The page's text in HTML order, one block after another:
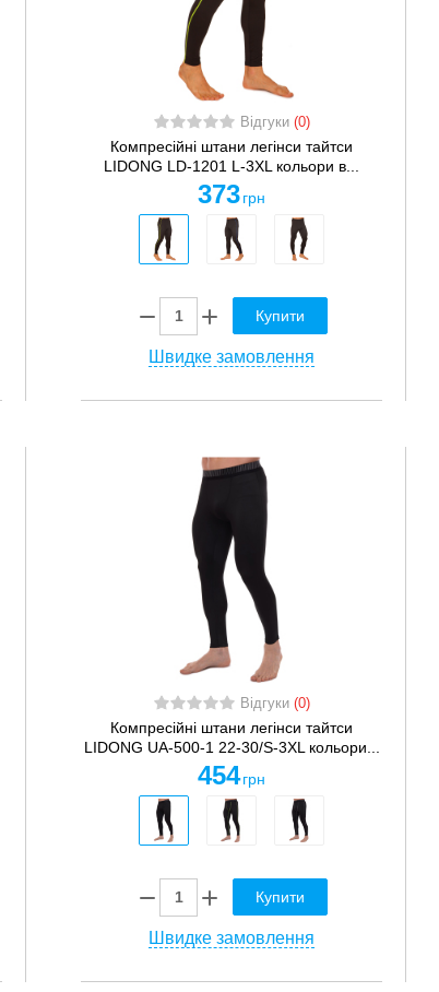
Відгуки (0)
Компресійні штани легінси тайтси
LIDONG LD-1201 L-3XL кольори в...
373 грн
Купити
Швидке замовлення
Відгуки (0)
Компресійні штани легінси тайтси
LIDONG UA-500-1 22-30/S-3XL кольори...
454 грн
Купити
Швидке замовлення